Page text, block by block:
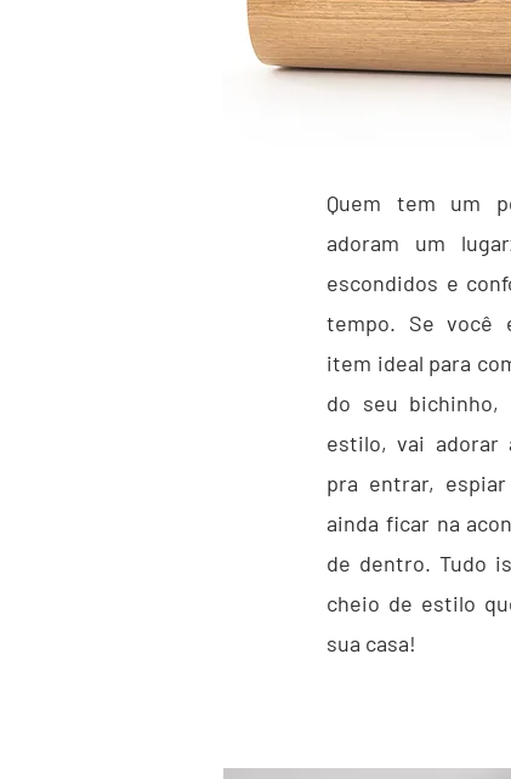
Quem tem um
adoram um
escondidos e
tempo. Se você
item ideal para
do seu
estilo, vai adorar
pra entrar,
ainda ficar na
de dentro. Tudo
cheio de estilo
sua casa!